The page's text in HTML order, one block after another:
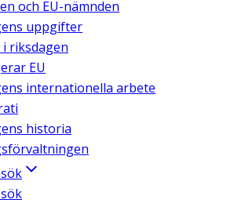
och EU-nämnden
uppgifter
riksdagen
EU
internationella arbete
historia